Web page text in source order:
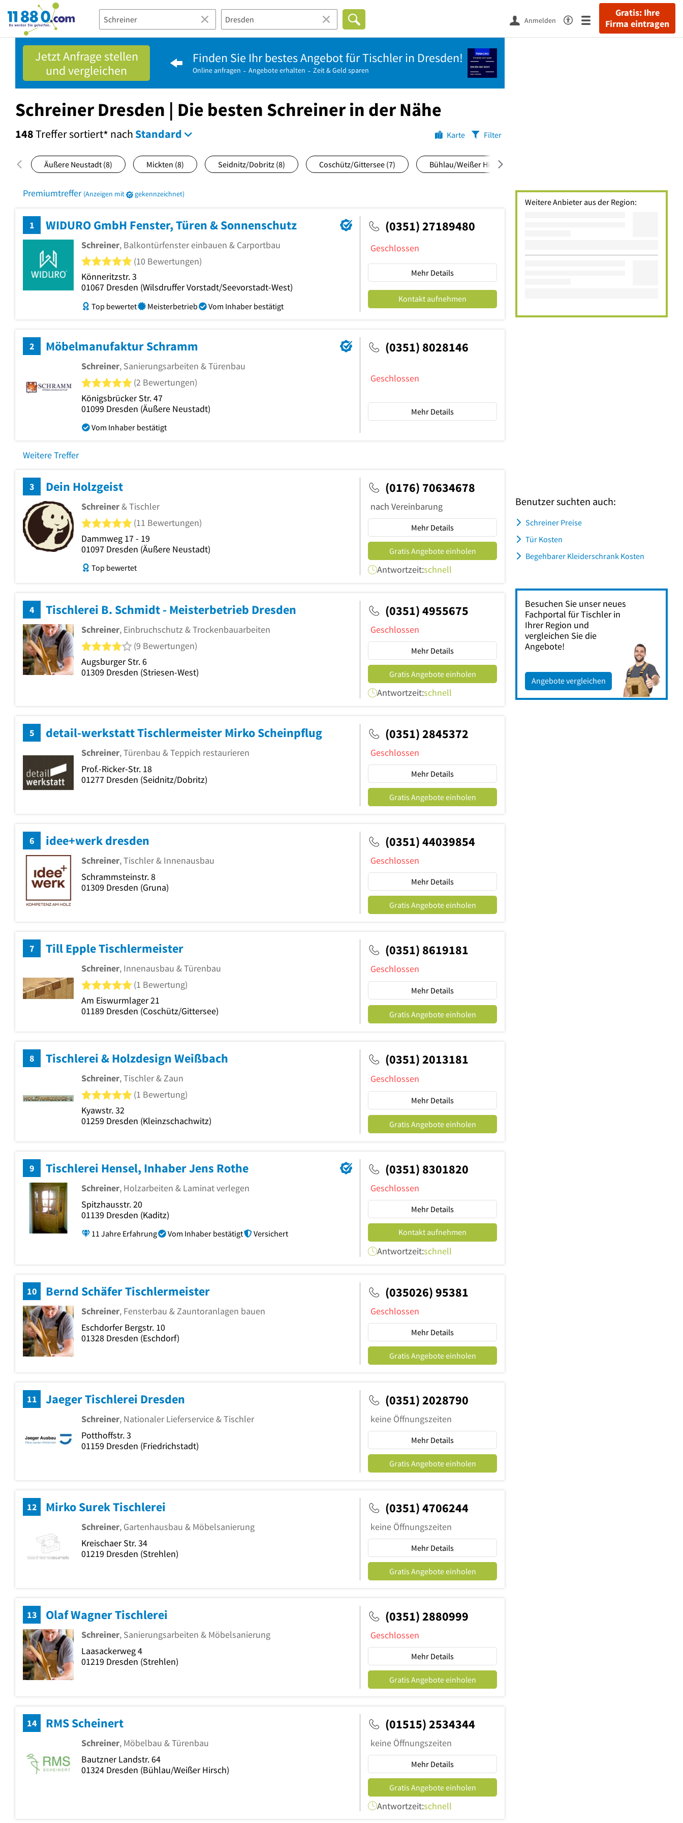
11880.com
Gratis: Ihre
Firma eintragen
Anmelden
Jetzt Anfrage stellen
und vergleichen
Finden Sie Ihr bestes Angebot für Tischler in Dresden!
Online anfragen Angebote erhalten Zeit & Geld sparen
Schreiner Dresden | Die besten Schreiner in der Nähe
148Treffersortiert* nach Standard Karte Filter
Äußere Neustadt (8) Mickten (8) Seidnitz/Dobritz (8) Coschütz/Gittersee (7) Bühlau/Weißer Hirsch
Premiumtreffer (Anzeigen mit gekennzeichnet)
1 WIDURO GmbH Fenster, Türen & Sonnenschutz
Schreiner, Balkontürfenster einbauen & Carportbau
5 von 5 Sternen
(10 Bewertungen)
Könneritzstr. 3
01067 Dresden (Wilsdruffer Vorstadt/Seevorstadt-West)
Top bewertet Meisterbetrieb Vom Inhaber bestätigt
(0351) 27189480
Geschlossen
Mehr Details
Kontakt aufnehmen
2 Möbelmanufaktur Schramm
Schreiner, Sanierungsarbeiten & Türenbau
5 von 5 Sternen
(2 Bewertungen)
Königsbrücker Str. 47
01099 Dresden (Äußere Neustadt)
Vom Inhaber bestätigt
(0351) 8028146
Geschlossen
Mehr Details
Weitere Treffer
3 Dein Holzgeist
Schreiner& Tischler
5 von 5 Sternen
(11 Bewertungen)
Dammweg 17 - 19
01097 Dresden (Äußere Neustadt)
Top bewertet
(0176) 70634678
nach Vereinbarung
Mehr Details
Gratis Angebote einholen
Antwortzeit:schnell
4 Tischlerei B. Schmidt - Meisterbetrieb Dresden
Schreiner, Einbruchschutz & Trockenbauarbeiten
4 von 5 Sternen
(9 Bewertungen)
Augsburger Str. 6
01309 Dresden (Striesen-West)
(0351) 4955675
Geschlossen
Mehr Details
Gratis Angebote einholen
Antwortzeit:schnell
5 detail-werkstatt Tischlermeister Mirko Scheinpflug
Schreiner, Türenbau & Teppich restaurieren
Prof.-Ricker-Str. 18
01277 Dresden (Seidnitz/Dobritz)
(0351) 2845372
Geschlossen
Mehr Details
Gratis Angebote einholen
6 idee+werk dresden
Schreiner, Tischler & Innenausbau
Schrammsteinstr. 8
01309 Dresden (Gruna)
(0351) 44039854
Geschlossen
Mehr Details
Gratis Angebote einholen
7 Till Epple Tischlermeister
Schreiner, Innenausbau & Türenbau
5 von 5 Sternen
(1 Bewertung)
Am Eiswurmlager 21
01189 Dresden (Coschütz/Gittersee)
(0351) 8619181
Geschlossen
Mehr Details
Gratis Angebote einholen
8 Tischlerei & Holzdesign Weißbach
Schreiner, Tischler & Zaun
5 von 5 Sternen
(1 Bewertung)
Kyawstr. 32
01259 Dresden (Kleinzschachwitz)
(0351) 2013181
Geschlossen
Mehr Details
Gratis Angebote einholen
9 Tischlerei Hensel, Inhaber Jens Rothe
Schreiner, Holzarbeiten & Laminat verlegen
Spitzhausstr. 20
01139 Dresden (Kaditz)
11 Jahre Erfahrung Vom Inhaber bestätigt Versichert
(0351) 8301820
Geschlossen
Mehr Details
Kontakt aufnehmen
Antwortzeit:schnell
10 Bernd Schäfer Tischlermeister
Schreiner, Fensterbau & Zauntoranlagen bauen
Eschdorfer Bergstr. 10
01328 Dresden (Eschdorf)
(035026) 95381
Geschlossen
Mehr Details
Gratis Angebote einholen
11 Jaeger Tischlerei Dresden
Schreiner, Nationaler Lieferservice & Tischler
Potthoffstr. 3
01159 Dresden (Friedrichstadt)
(0351) 2028790
keine Öffnungszeiten
Mehr Details
Gratis Angebote einholen
12 Mirko Surek Tischlerei
Schreiner, Gartenhausbau & Möbelsanierung
Kreischaer Str. 34
01219 Dresden (Strehlen)
(0351) 4706244
keine Öffnungszeiten
Mehr Details
Gratis Angebote einholen
13 Olaf Wagner Tischlerei
Schreiner, Sanierungsarbeiten & Möbelsanierung
Laasackerweg 4
01219 Dresden (Strehlen)
(0351) 2880999
Geschlossen
Mehr Details
Gratis Angebote einholen
14 RMS Scheinert
Schreiner, Möbelbau & Türenbau
Bautzner Landstr. 64
01324 Dresden (Bühlau/Weißer Hirsch)
(01515) 2534344
keine Öffnungszeiten
Mehr Details
Gratis Angebote einholen
Antwortzeit:schnell
Weitere Anbieter aus der Region:
Benutzer suchten auch:
Schreiner Preise
Tür Kosten
Begehbarer Kleiderschrank Kosten
Besuchen Sie unser neues
Fachportal für Tischler in
Ihrer Region und
vergleichen Sie die
Angebote!
Angebote vergleichen